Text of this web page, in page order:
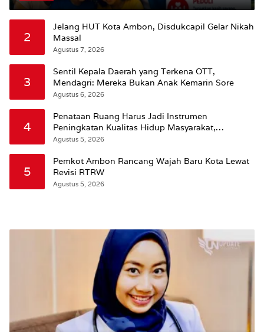
2
Jelang HUT Kota Ambon, Disdukcapil Gelar Nikah
Massal
Agustus 7, 2026
3
Sentil Kepala Daerah yang Terkena OTT,
Mendagri: Mereka Bukan Anak Kemarin Sore
Agustus 6, 2026
4
Penataan Ruang Harus Jadi Instrumen
Peningkatan Kualitas Hidup Masyarakat,
Wattimena: Revisi RT-RW Ditetapkan Pemkot
Agustus 5, 2026
5
Pemkot Ambon Rancang Wajah Baru Kota Lewat
Revisi RTRW
Agustus 5, 2026